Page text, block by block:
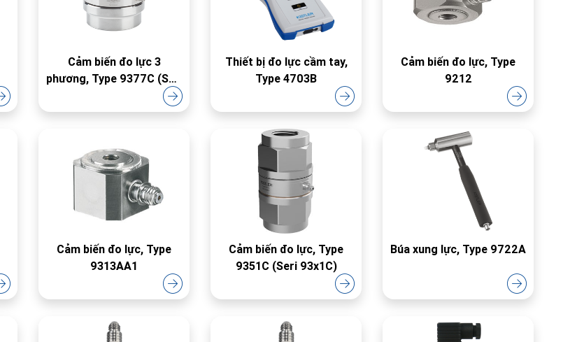
Cảm biến đo lực 3
phương, Type 9377C (Seri
Thiết bị đo lực cầm tay,
Type 4703B
Cảm biến đo lực, Type
9212
Cảm biến đo lực, Type
9313AA1
Cảm biến đo lực, Type
9351C (Seri 93x1C)
Búa xung lực, Type 9722A